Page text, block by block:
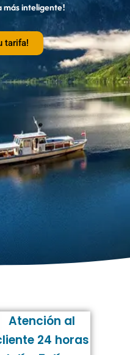
más inteligente!
tarifa!
Atención al
24 horas